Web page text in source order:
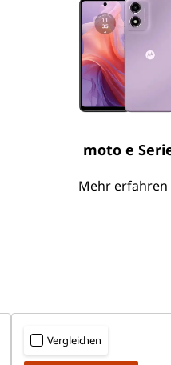
moto e
Mehr erfahren
Vergleichen